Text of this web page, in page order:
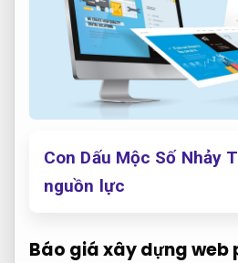
Con Dấu Mộc Số Nhảy
nguồn lực
Báo giá xây dựng web